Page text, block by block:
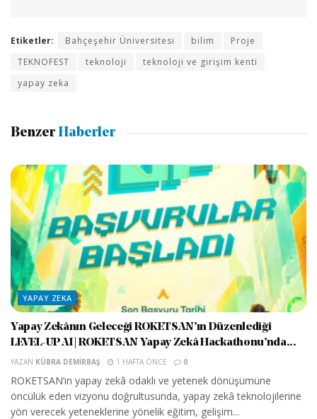
Etiketler: Bahçeşehir Üniversitesi bilim
Proje
TEKNOFEST
teknoloji
teknoloji ve girişim kenti
yapay zeka
Benzer Haberler
YAPAY ZEKA
Yapay Zekânın Geleceği ROKETSAN’ın Düzenlediği
LEVEL-UP AI | ROKETSAN Yapay Zekâ Hackathonu’nda...
YAZAN KÜBRA DEMIRBAŞ 1 HAFTA ÖNCE 0
ROKETSAN’ın yapay zekâ odaklı ve yetenek dönüşümüne
öncülük eden vizyonu doğrultusunda, yapay zekâ teknolojilerine
yön verecek yeteneklerine yönelik eğitim, gelişim...